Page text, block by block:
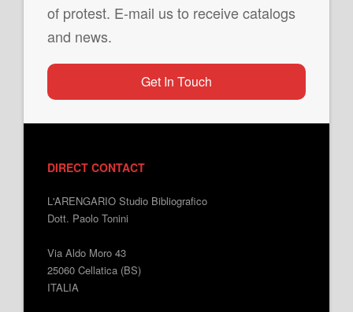
of protest. E-mail us to receive catalogs
and news.
Get In Touch
DIRECT CONTACT
L'ARENGARIO Studio Bibliografico
Dott. Paolo Tonini
Via Aldo Moro 43
25060 Cellatica (BS)
ITALIA